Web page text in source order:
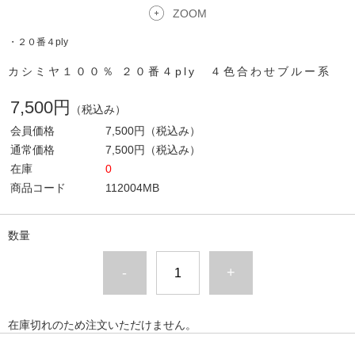
ZOOM
・２０番４ply
カシミヤ１００％ ２０番４ply ４色合わせブルー系
7,500円
（税込み）
会員価格
7,500円
（税込み）
通常価格
7,500円
（税込み）
在庫
0
商品コード
112004MB
数量
- +
在庫切れのため注文いただけません。